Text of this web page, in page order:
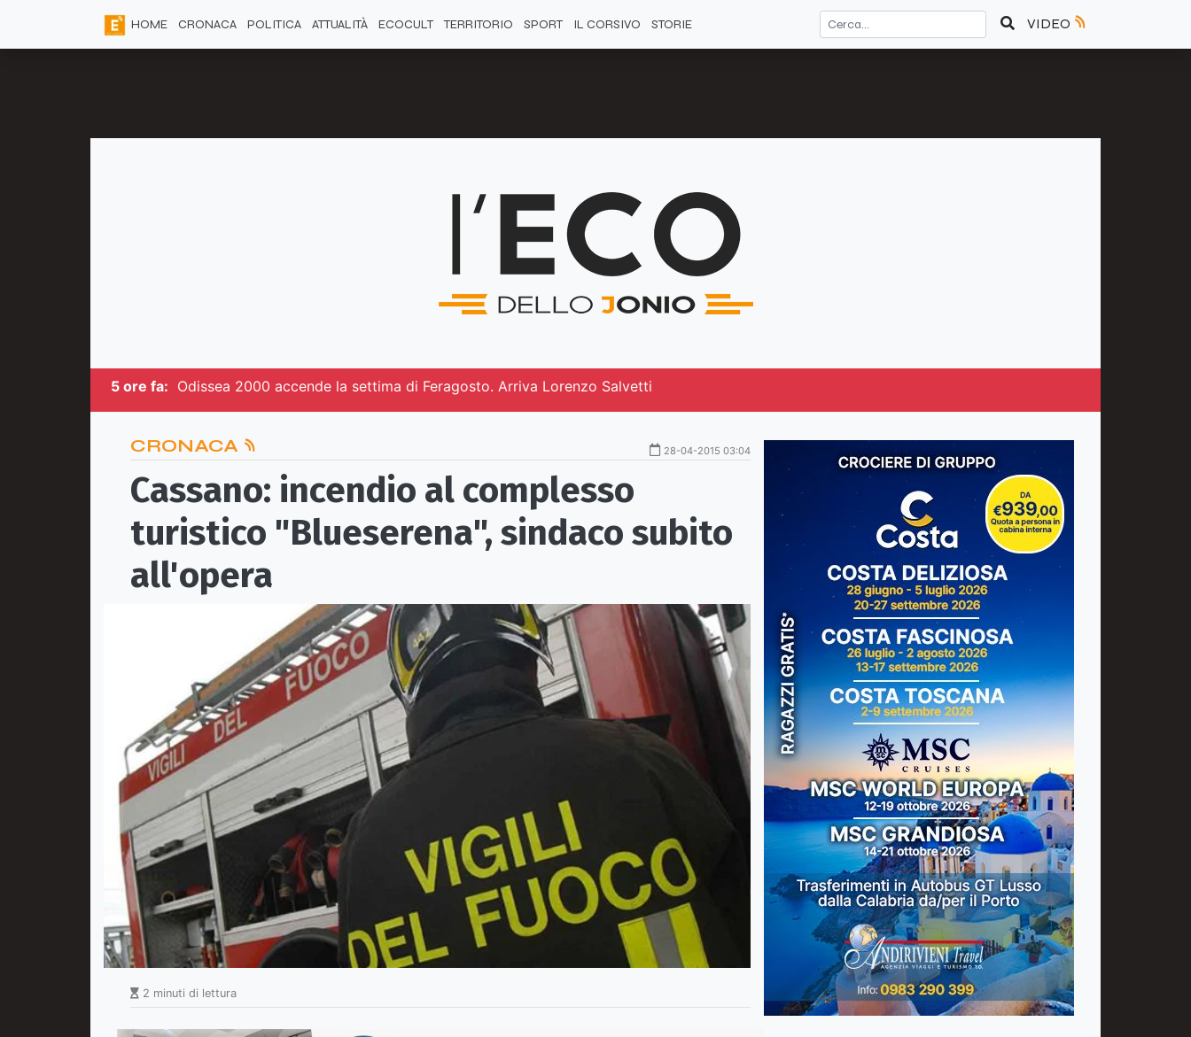
HOME CRONACA POLITICA ATTUALITÀ ECOCULT TERRITORIO SPORT IL CORSIVO STORIE VIDEO
5 ore fa: Odissea 2000 accende la settima di Feragosto. Arriva Lorenzo Salvetti
CRONACA 28-04-2015 03:04
Cassano: incendio al complesso
turistico "Blueserena", sindaco subito
all'opera
2 minuti di lettura